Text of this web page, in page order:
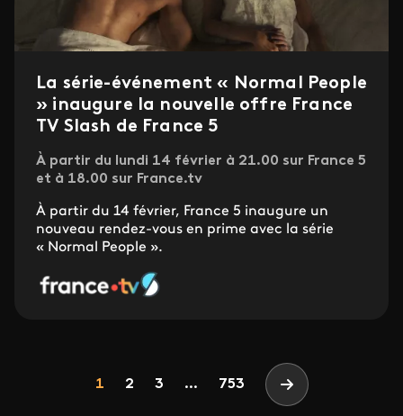
La série-événement « Normal People
» inaugure la nouvelle offre France
TV Slash de France 5
À partir du lundi 14 février à 21.00 sur France 5
et à 18.00 sur France.tv
À partir du 14 février, France 5 inaugure un
nouveau rendez-vous en prime avec la série
« Normal People ».
Page
1 Page
2 Page
3 ... 753 Page suivante